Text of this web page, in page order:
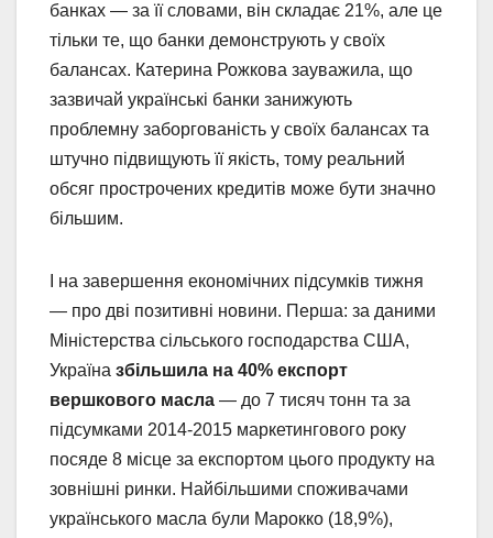
банках — за її словами, він складає 21%, але це
тільки те, що банки демонструють у своїх
балансах. Катерина Рожкова зауважила, що
зазвичай українські банки занижують
проблемну заборгованість у своїх балансах та
штучно підвищують її якість, тому реальний
обсяг прострочених кредитів може бути значно
більшим.
І на завершення економічних підсумків тижня
— про дві позитивні новини. Перша: за даними
Міністерства сільського господарства США,
Україна збільшила на 40% експорт
вершкового масла — до 7 тисяч тонн та за
підсумками 2014-2015 маркетингового року
посяде 8 місце за експортом цього продукту на
зовнішні ринки. Найбільшими споживачами
українського масла були Марокко (18,9%),